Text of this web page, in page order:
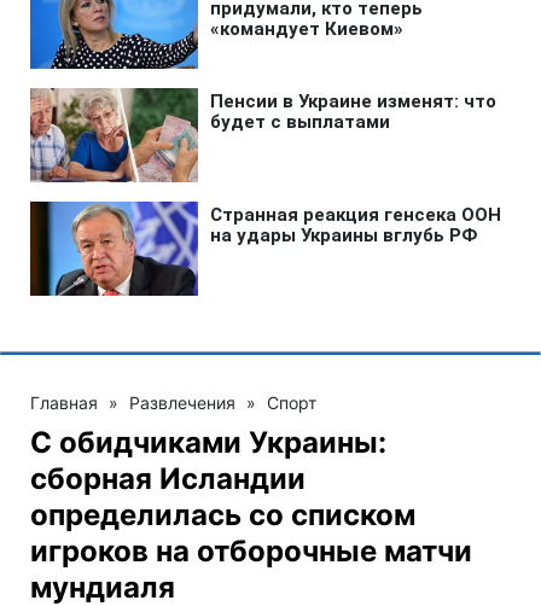
Главная » Развлечения » Спорт
С обидчиками Украины:
сборная Исландии
определилась со списком
игроков на отборочные матчи
мундиаля